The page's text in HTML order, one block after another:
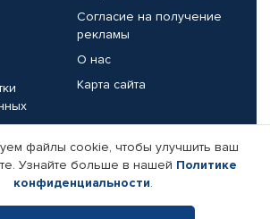
Согласие на получение
рекламы
О нас
Карта сайта
Реквизиты компании
файлы cookie, чтобы улучшить ваш
Узнайте больше в нашей Политике
конфиденциальности.